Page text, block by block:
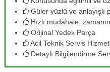
Güler yüzlü ve anlayışlı
Hızlı müdahale,
Orijinal Yedek Parça
Acil Teknik Servis
Detaylı Bilgilendirme